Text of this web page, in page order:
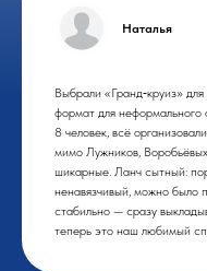
Наталья
Выбрали «Гранд‑круиз»
формат для неформального
8 человек, всё
мимо Лужников,
шикарные. Ланч сытный:
ненавязчивый, можно было
стабильно — сразу
теперь это наш любимый